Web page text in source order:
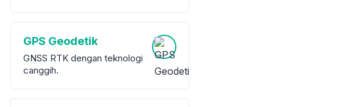
GPS Geodetik
GNSS RTK dengan teknologi
canggih.